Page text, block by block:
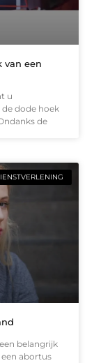
van een
u
dode hoek
de
belangrijk
abortus